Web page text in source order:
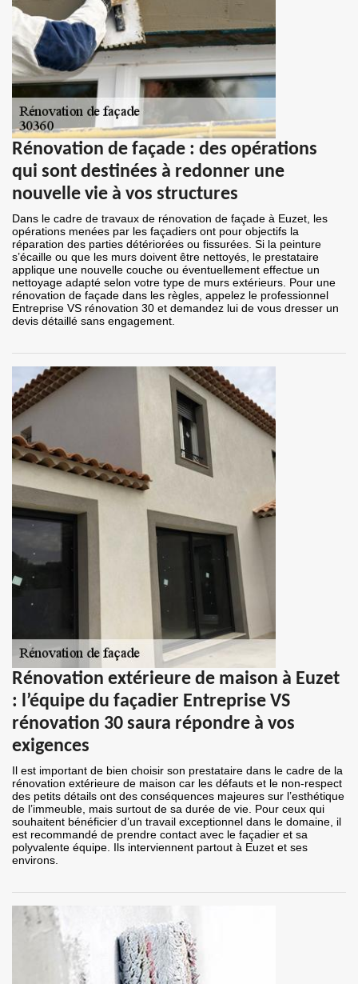
Rénovation de façade : des opérations
qui sont destinées à redonner une
nouvelle vie à vos structures
Dans le cadre de travaux de rénovation de façade à Euzet, les
opérations menées par les façadiers ont pour objectifs la
réparation des parties détériorées ou fissurées. Si la peinture
s’écaille ou que les murs doivent être nettoyés, le prestataire
applique une nouvelle couche ou éventuellement effectue un
nettoyage adapté selon votre type de murs extérieurs. Pour une
rénovation de façade dans les règles, appelez le professionnel
Entreprise VS rénovation 30 et demandez lui de vous dresser un
devis détaillé sans engagement.
Rénovation extérieure de maison à Euzet
: l’équipe du façadier Entreprise VS
rénovation 30 saura répondre à vos
exigences
Il est important de bien choisir son prestataire dans le cadre de la
rénovation extérieure de maison car les défauts et le non-respect
des petits détails ont des conséquences majeures sur l’esthétique
de l’immeuble, mais surtout de sa durée de vie. Pour ceux qui
souhaitent bénéficier d’un travail exceptionnel dans le domaine, il
est recommandé de prendre contact avec le façadier et sa
polyvalente équipe. Ils interviennent partout à Euzet et ses
environs.